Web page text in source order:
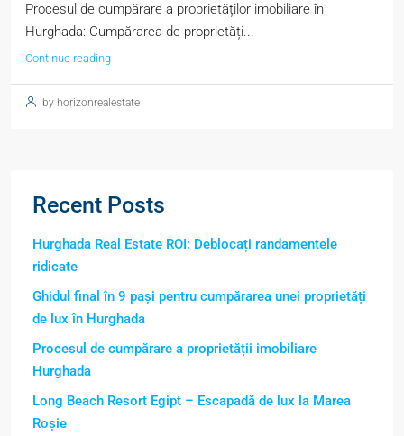
Procesul de cumpărare a proprietăților imobiliare în
Hurghada: Cumpărarea de proprietăți...
Continue reading
by horizonrealestate
Recent Posts
Hurghada Real Estate ROI: Deblocați randamentele
ridicate
Ghidul final în 9 pași pentru cumpărarea unei proprietăți
de lux în Hurghada
Procesul de cumpărare a proprietății imobiliare
Hurghada
Long Beach Resort Egipt – Escapadă de lux la Marea
Roșie